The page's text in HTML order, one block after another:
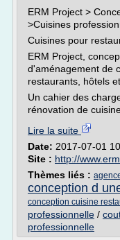
ERM Project >
>Cuisines
Cuisines pour
ERM Project,
d'aménagement de
restaurants, hôtels
Un cahier des
rénovation de
Lire la suite
Date: 2017-07-01
Site : http://
Thèmes liés :
conception d
conception cuisine
professionnelle /
professionnelle